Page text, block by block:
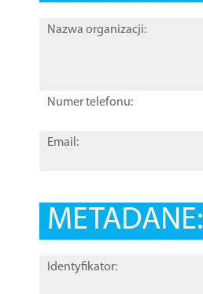
Nazwa organizacji:
Numer telefonu:
Email:
METADANE:
Identyfikator: